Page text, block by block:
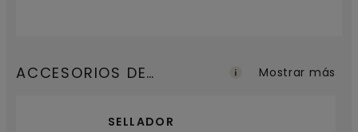
ACCESORIOS DE
SELLADOR
Mostrar más